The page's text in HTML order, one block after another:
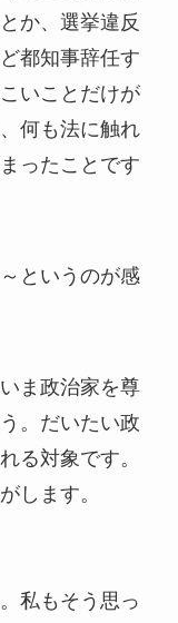
か、選挙違反
都知事辞任す
いことだけが
何も法に触れ
ったことです
というのが感
ま政治家を尊
。だいたい政
る対象です。
します。
私もそう思っ